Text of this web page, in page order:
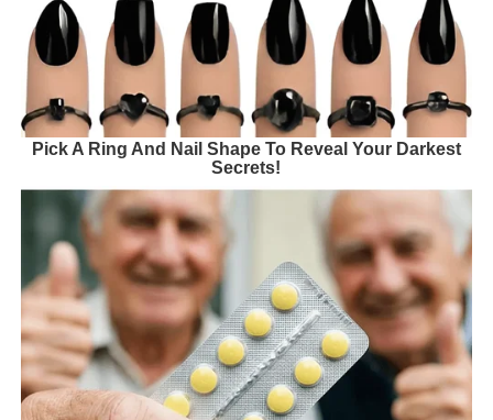
Pick A Ring And Nail Shape To Reveal Your Darkest
Secrets!